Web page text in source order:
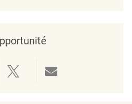
via Facebook
Partager via twitter